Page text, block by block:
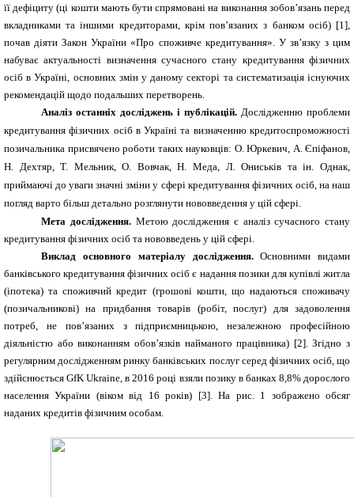
її дефіциту (ці кошти мають бути спрямовані на виконання зобов’язань перед
вкладниками та іншими кредиторами, крім пов’язаних з банком осіб) [1],
почав діяти Закон України «Про споживче кредитування». У зв’язку з цим
набуває актуальності визначення сучасного стану кредитування фізичних
осіб в Україні, основних змін у даному секторі та систематизація існуючих
рекомендацій щодо подальших перетворень.
Аналіз останніх досліджень іпублікацій. Дослідженню проблеми
кредитування фізичних осіб в Україні та визначенню кредитоспроможності
позичальника присвячено роботи таких науковців: О. Юркевич, А. Єпіфанов,
Н. Дехтяр, Т. Мельник, О. Вовчак, Н. Меда, Л. Ониськів та ін. Однак,
приймаючі до уваги значні зміни у сфері кредитування фізичних осіб, на наш
погляд варто більш детально розглянути нововведення у цій сфері.
Мета дослідження. Метою дослідження є аналіз сучасного стану
кредитування фізичних осіб та нововведень у цій сфері.
Виклад основного матеріалу дослідження.Основними видами
банківського кредитування фізичних осіб є надання позики для купівлі житла
(іпотека) та споживчий кредит (грошові кошти, що надаються споживачу
(позичальникові) на придбання товарів (робіт, послуг) для задоволення
потреб, не пов’язаних з підприємницькою, незалежною професійною
діяльністю або виконанням обов’язків найманого працівника) [2]. Згідно з
регулярним дослідженням ринку банківських послуг серед фізичних осіб, що
здійснюєтьсяGfK Ukraine , в 2016 році взяли позику в банках 8,8% дорослого
населення України (віком від 16 років) [3]. На рис. 1 зображено обсяг
наданих кредитів фізичним особам.